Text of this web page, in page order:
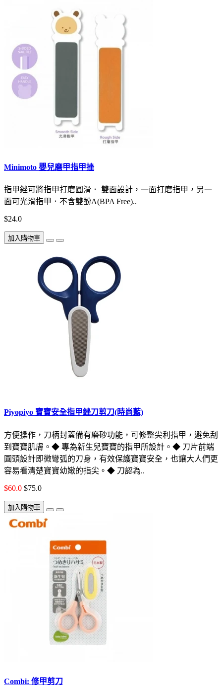
Minimoto 嬰兒磨甲指甲挫
指甲銼可將指甲打磨圓滑． 雙面設計，一面打磨指甲，另一
面可光滑指甲．不含雙酚A(BPA Free)..
$24.0
加入購物車
Piyopiyo 寶寶安全指甲銼刀剪刀(時尚藍)
方便操作，刀柄封蓋備有磨砂功能，可修整尖利指甲，避免刮
到寶寶肌膚。◆ 專為新生兒寶寶的指甲所設計。◆ 刀片前端
圓頭設計即微彎弧的刀身，有效保護寶寶安全，也讓大人們更
容易看清楚寶寶幼嫩的指尖。◆ 刀認為..
$60.0 $75.0
加入購物車
Combi: 修甲剪刀